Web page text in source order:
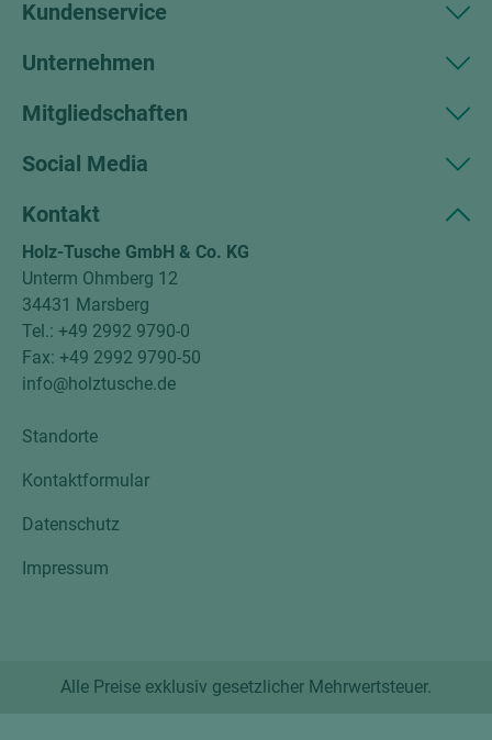
Kundenservice
Unternehmen
Mitgliedschaften
Social Media
Kontakt
Holz-Tusche GmbH & Co. KG
Unterm Ohmberg 12
34431 Marsberg
Tel.: +49 2992 9790-0
Fax: +49 2992 9790-50
info@holztusche.de
Standorte
Kontaktformular
Datenschutz
Impressum
Alle Preise exklusiv gesetzlicher Mehrwertsteuer.